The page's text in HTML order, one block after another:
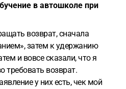
в автошколе при
возврат, сначала
затем к удержанию
и вовсе сказали, что я
требовать возврат.
у них есть, чек мой